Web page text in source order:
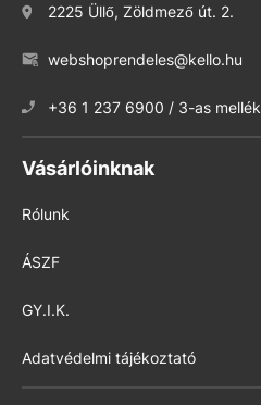
2225 Üllő, Zöldmező út. 2.
webshoprendeles@kello.hu
+36 1 237 6900 / 3-as mellék
Vásárlóinknak
Rólunk
ÁSZF
GY.I.K.
Adatvédelmi tájékoztató